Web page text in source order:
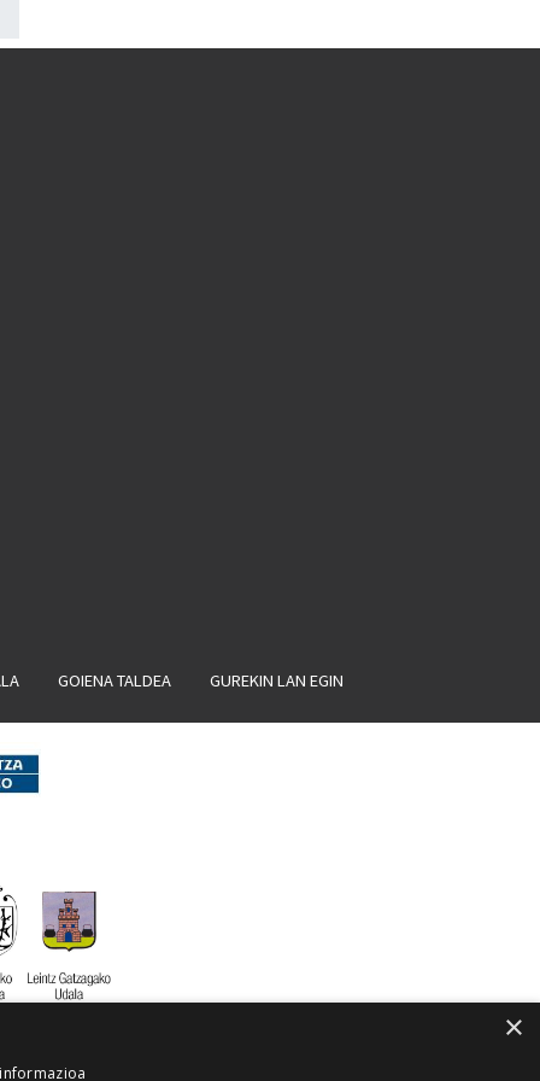
GOIENA TALDEA GUREKIN LAN EGIN
×